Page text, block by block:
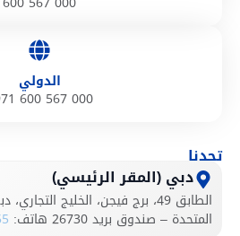
الدولي
600 567 000
تجدنا
دبي (المقر الرئيسي)
الطابق 49، برج فيجن، الخليج
المتحدة – صندوق بريد 26730 هاتف: